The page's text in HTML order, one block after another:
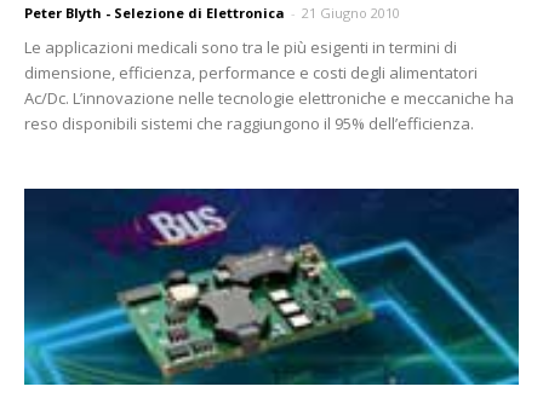
Peter Blyth - Selezione di Elettronica - 21 Giugno 2010
Le applicazioni medicali sono tra le più esigenti in termini di
dimensione, efficienza, performance e costi degli alimentatori
Ac/Dc. L’innovazione nelle tecnologie elettroniche e meccaniche ha
reso disponibili sistemi che raggiungono il 95% dell’efficienza.